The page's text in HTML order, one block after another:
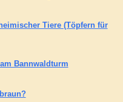
Tiere (Töpfern für
Bannwaldturm